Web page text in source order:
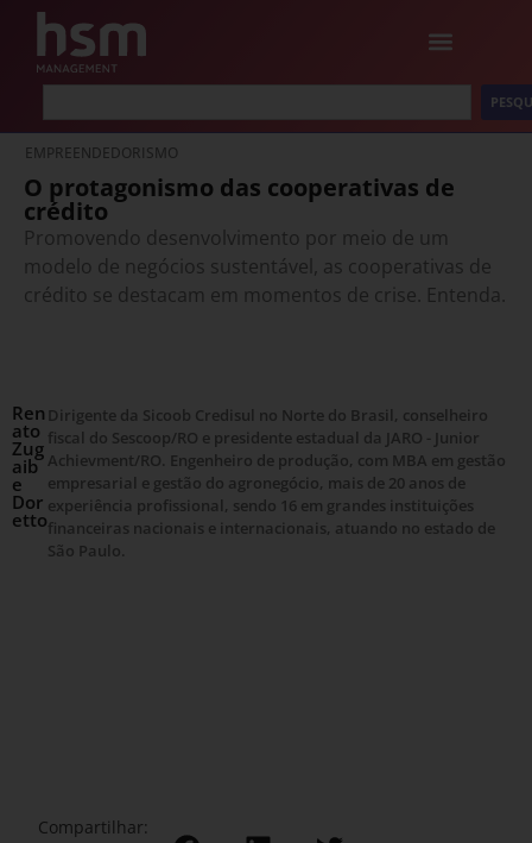
EMPREENDEDORISMO
O protagonismo das cooperativas de
crédito
Promovendo desenvolvimento por meio de um
modelo de negócios sustentável, as cooperativas de
crédito se destacam em momentos de crise. Entenda.
Ren
ato
Zug
aib
e
Dor
etto
Dirigente da Sicoob Credisul no Norte do Brasil, conselheiro
fiscal do Sescoop/RO e presidente estadual da JARO - Junior
Achievment/RO. Engenheiro de produção, com MBA em gestão
empresarial e gestão do agronegócio, mais de 20 anos de
experiência profissional, sendo 16 em grandes instituições
financeiras nacionais e internacionais, atuando no estado de
São Paulo.
Compartilhar: